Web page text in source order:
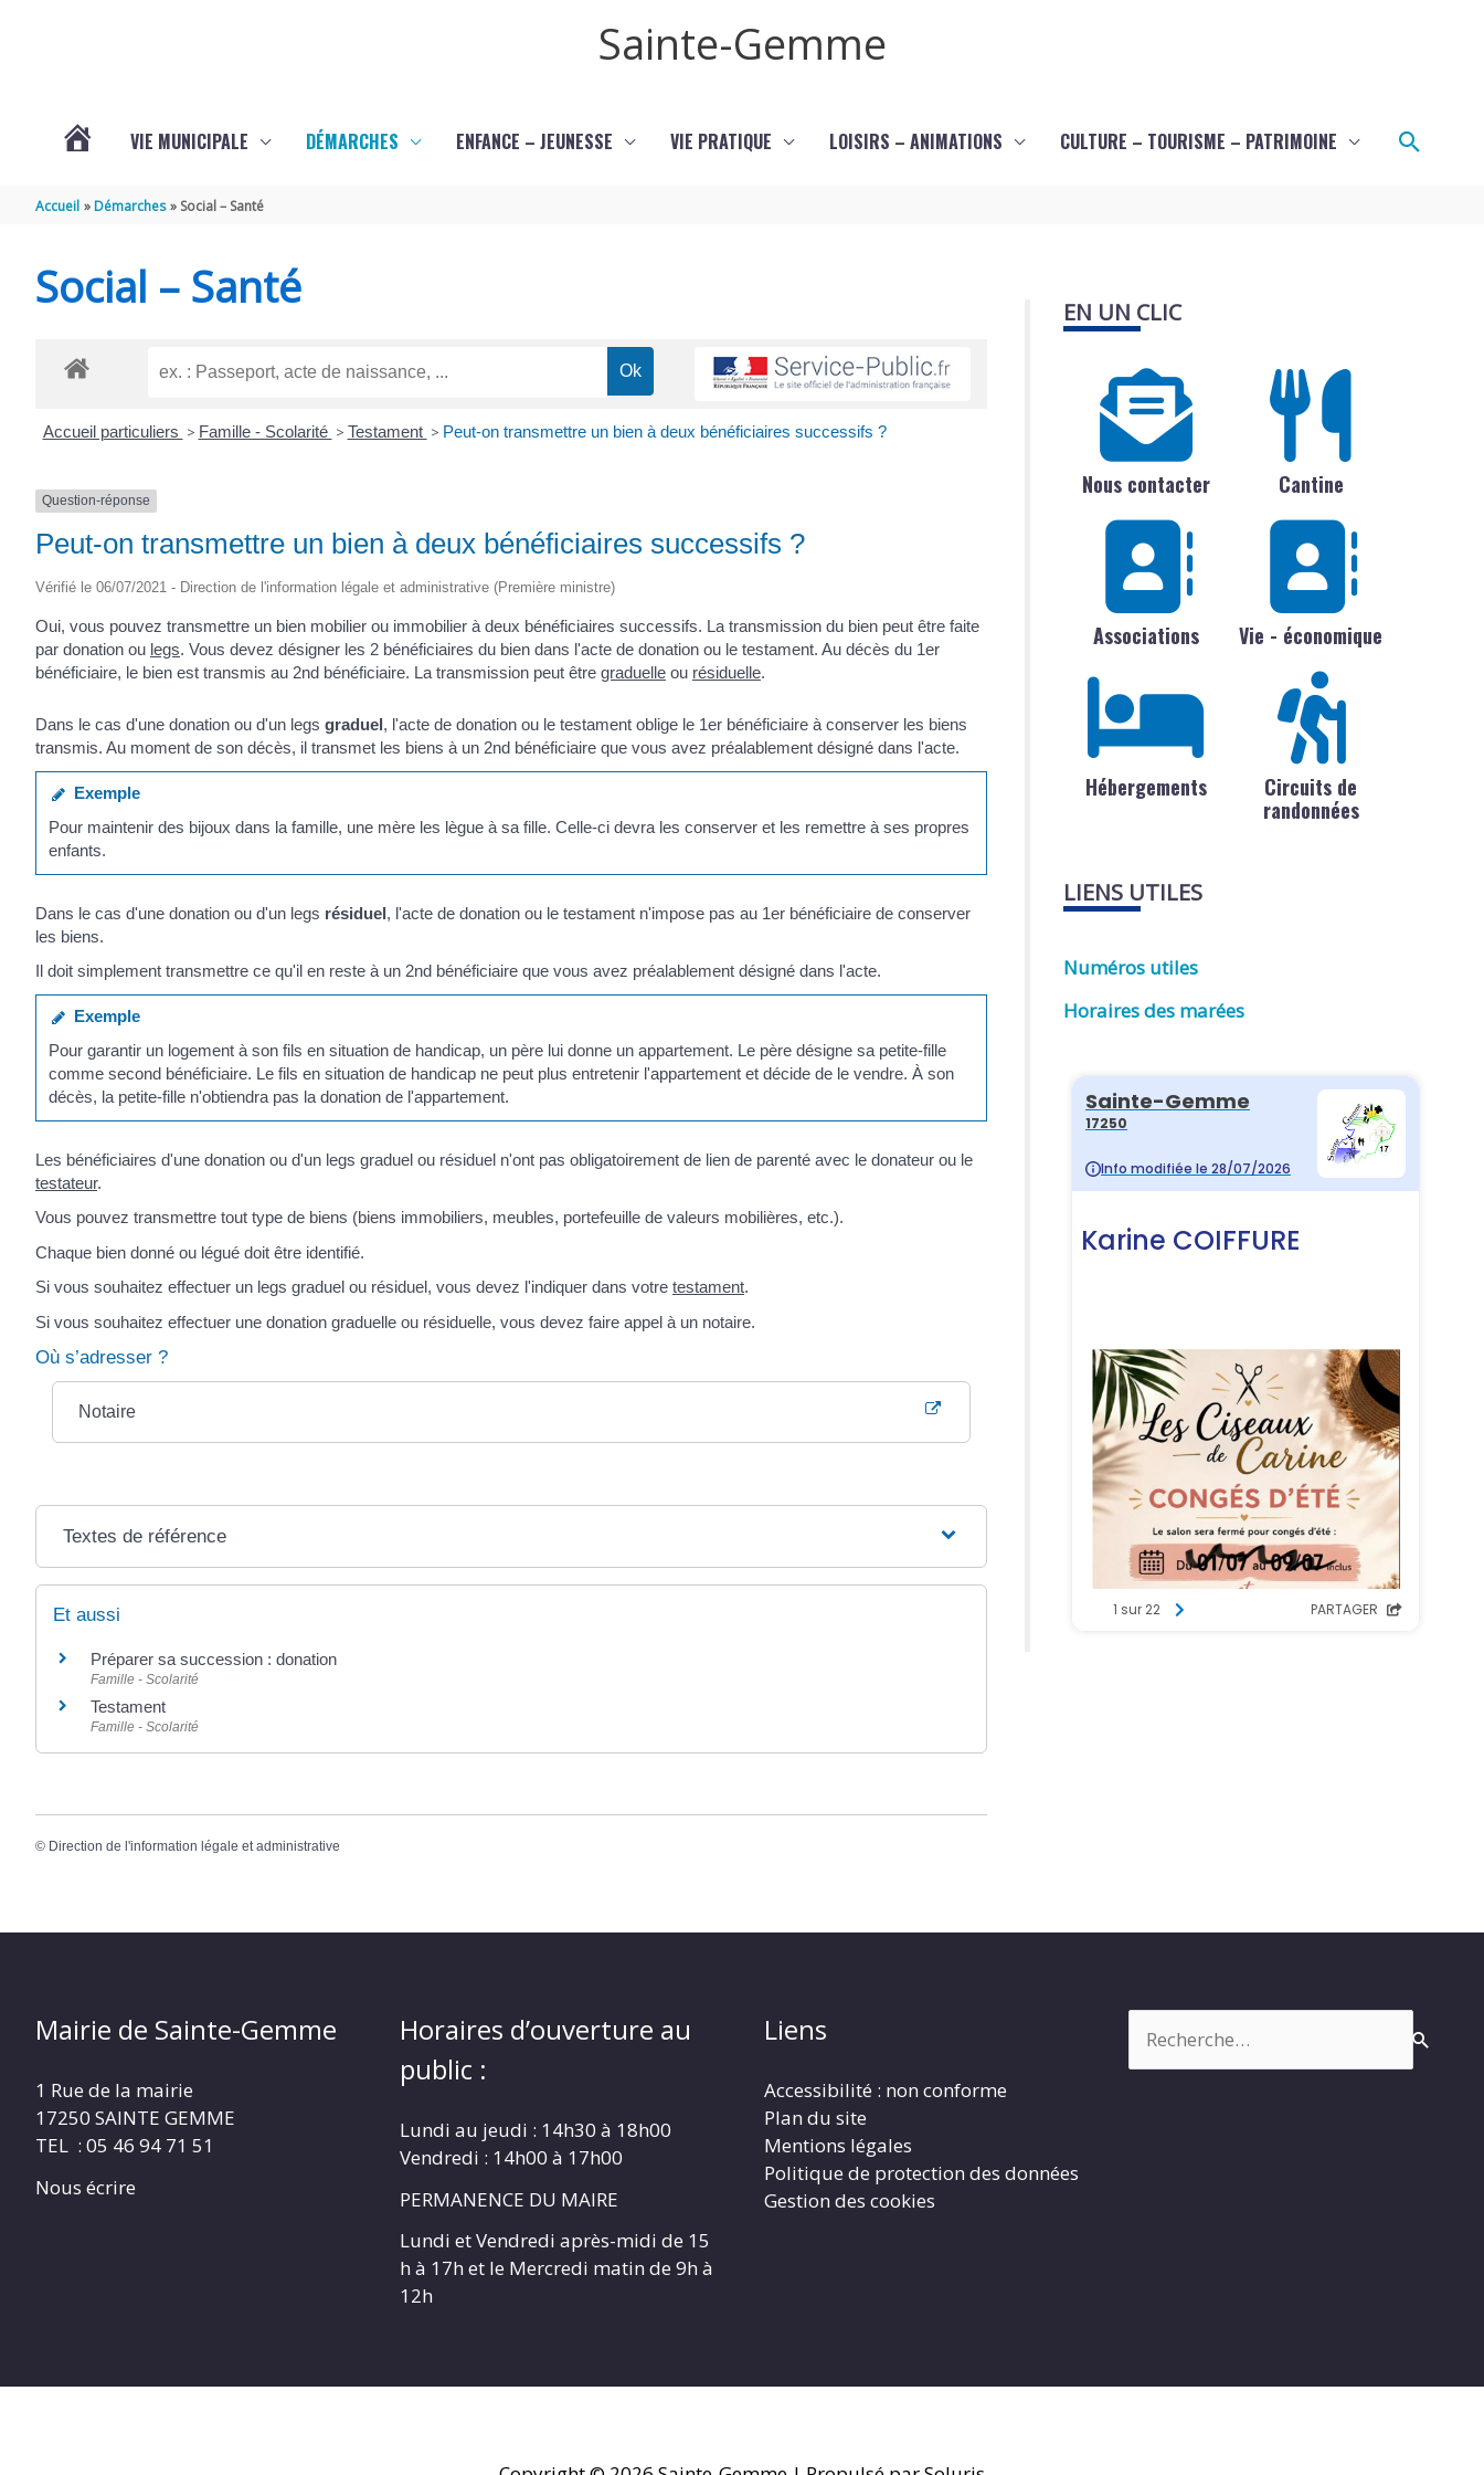
Sainte-Gemme
GEMME
VIE MUNICIPALE DÉMARCHES ENFANCE – JEUNESSE VIE PRATIQUE LOISIRS – ANIMATIONS CULTURE – TOURISME – PATRIMOINE
Accueil Démarches Social – Santé
Social – Santé
Accueil particuliers > Famille - Scolarité > Testament > Peut-on transmettre un bien à deux bénéficiaires successifs ?
Question-réponse
Peut-on transmettre un bien à deux bénéficiaires successifs ?
Vérifié le 06/07/2021 - Direction de l'information légale et administrative (Première ministre)
Oui, vous pouvez transmettre un bien mobilier ou immobilier à deux bénéficiaires successifs. La transmission du bien peut être faite
par donation ou legs. Vous devez désigner les 2 bénéficiaires du bien dans l'acte de donation ou le testament. Au décès du 1er
bénéficiaire, le bien est transmis au 2nd bénéficiaire. La transmission peut être graduelle ou résiduelle.
Dans le cas d'une donation ou d'un legs graduel, l'acte de donation ou le testament oblige le 1er bénéficiaire à conserver les biens
transmis. Au moment de son décès, il transmet les biens à un 2nd bénéficiaire que vous avez préalablement désigné dans l'acte.
Exemple
Pour maintenir des bijoux dans la famille, une mère les lègue à sa fille. Celle-ci devra les conserver et les remettre à ses propres
enfants.
Dans le cas d'une donation ou d'un legs résiduel, l'acte de donation ou le testament n'impose pas au 1er bénéficiaire de conserver
les biens.
Il doit simplement transmettre ce qu'il en reste à un 2nd bénéficiaire que vous avez préalablement désigné dans l'acte.
Exemple
Pour garantir un logement à son fils en situation de handicap, un père lui donne un appartement. Le père désigne sa petite-fille
comme second bénéficiaire. Le fils en situation de handicap ne peut plus entretenir l'appartement et décide de le vendre. À son
décès, la petite-fille n'obtiendra pas la donation de l'appartement.
Les bénéficiaires d'une donation ou d'un legs graduel ou résiduel n'ont pas obligatoirement de lien de parenté avec le donateur ou le
testateur.
Vous pouvez transmettre tout type de biens (biens immobiliers, meubles, portefeuille de valeurs mobilières, etc.).
Chaque bien donné ou légué doit être identifié.
Si vous souhaitez effectuer un legs graduel ou résiduel, vous devez l'indiquer dans votre testament.
Si vous souhaitez effectuer une donation graduelle ou résiduelle, vous devez faire appel à un notaire.
Où s’adresser ?
Notaire
Textes de référence
Et aussi
Préparer sa succession : donation
Famille - Scolarité
Testament
Famille - Scolarité
© Direction de l'information légale et administrative
EN UN CLIC
Nous contacter Cantine
Associations Vie - économique
Hébergements
Circuits de
randonnées
LIENS UTILES
Numéros utiles
Horaires des marées
Mairie de Sainte-Gemme
1 Rue de la mairie
17250 SAINTE GEMME
TEL : 05 46 94 71 51
Nous écrire
Horaires d’ouverture au
public :
Lundi au jeudi : 14h30 à 18h00
Vendredi : 14h00 à 17h00
PERMANENCE DU MAIRE
Lundi et Vendredi après-midi de 15
h à 17h et le Mercredi matin de 9h à
12h
Liens
Accessibilité : non conforme
Plan du site
Mentions légales
Politique de protection des données
Gestion des cookies